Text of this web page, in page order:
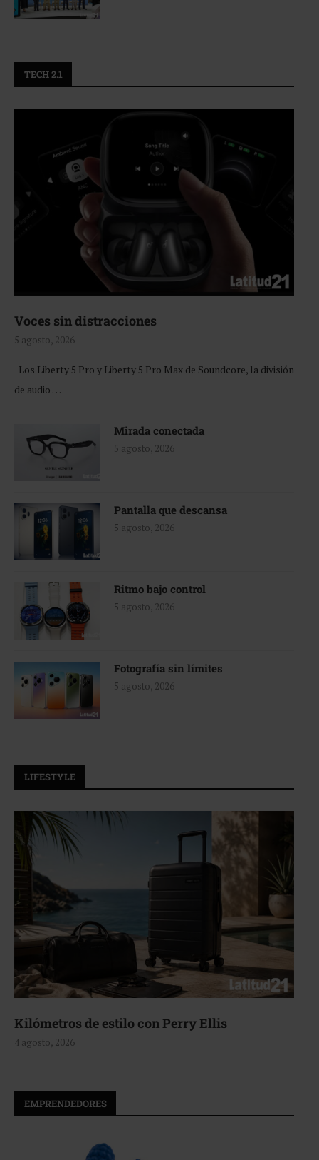
TECH 2.1
Voces sin distracciones
5 agosto, 2026
Los Liberty 5 Pro y Liberty 5 Pro Max de Soundcore, la división
de audio …
Mirada conectada
5 agosto, 2026
Pantalla que descansa
5 agosto, 2026
Ritmo bajo control
5 agosto, 2026
Fotografía sin límites
5 agosto, 2026
LIFESTYLE
con Perry Ellis
EMPRENDEDORES